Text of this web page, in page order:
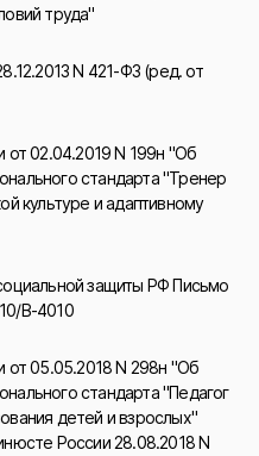
труда"
N 421-ФЗ (ред. от
от 02.04.2019 N 199н "Об
стандарта "Тренер
культуре и адаптивному
защиты РФ Письмо
В-4010
от 05.05.2018 N 298н "Об
стандарта "Педагог
детей и взрослых"
России 28.08.2018 N